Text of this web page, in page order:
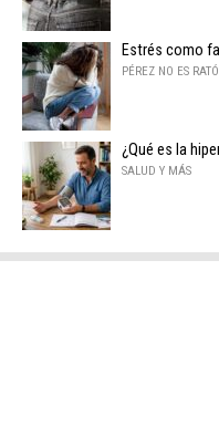
Estrés como
PÉREZ NO ES
¿Qué es la
SALUD Y MÁS